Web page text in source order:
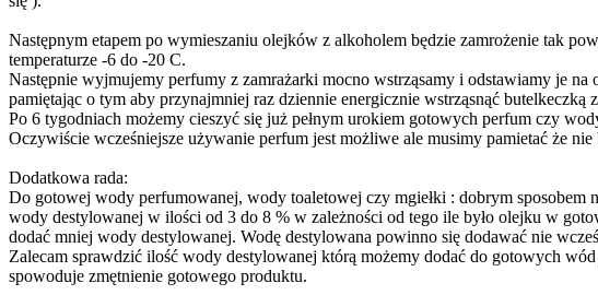
Następnym etapem po wymieszaniu olejków z alkoholem będzie zamrożenie tak
temperaturze -6 do -20 C.
Następnie wyjmujemy perfumy z zamrażarki mocno wstrząsamy i odstawiamy je
pamiętając o tym aby przynajmniej raz dziennie energicznie wstrząsnąć butelkeczką
Po 6 tygodniach możemy cieszyć się już pełnym urokiem gotowych perfum czy
Oczywiście wcześniejsze używanie perfum jest możliwe ale musimy pamietać że
Dodatkowa rada:
Do gotowej wody perfumowanej, wody toaletowej czy mgiełki : dobrym sposobem
wody destylowanej w ilości od 3 do 8 % w zależności od tego ile było olejku w
dodać mniej wody destylowanej. Wodę destylowana powinno się dodawać nie
Zalecam sprawdzić ilość wody destylowanej którą możemy dodać do gotowych
spowoduje zmętnienie gotowego produktu.